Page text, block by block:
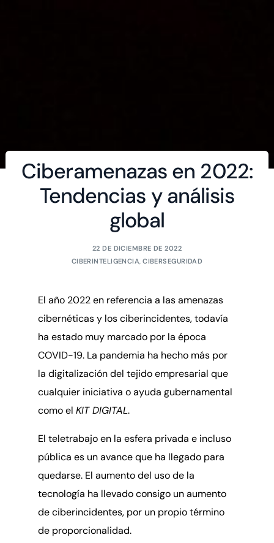
Ciberamenazas en 2022:
Tendencias y análisis
global
22 DE DICIEMBRE DE 2022
CIBERINTELIGENCIA ,CIBERSEGURIDAD
El año 2022 en referencia a las amenazas
cibernéticas y los ciberincidentes, todavía
ha estado muy marcado por la época
COVID-19. La pandemia ha hecho más por
la digitalización del tejido empresarial que
cualquier iniciativa o ayuda gubernamental
como el KIT DIGITAL.
El teletrabajo en la esfera privada e incluso
pública es un avance que ha llegado para
quedarse. El aumento del uso de la
tecnología ha llevado consigo un aumento
de ciberincidentes, por un propio término
de proporcionalidad.